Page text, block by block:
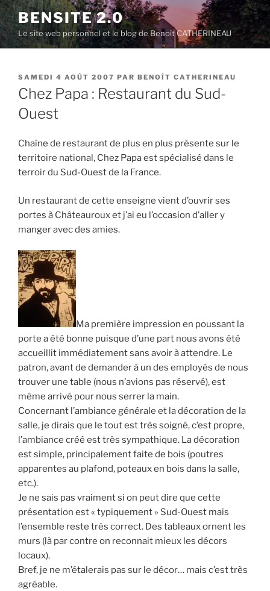
Aller
au
contenu
principal
BENSITE 2.0
Le site web personnel et le blog de Benoît CATHERINEAU
PUBLIÉ
LE
SAMEDI 4 AOÛT 2007 PAR BENOÎT CATHERINEAU
Chez Papa : Restaurant du Sud-
Ouest
Chaîne de restaurant de plus en plus présente sur le
territoire national, Chez Papa est spécialisé dans le
terroir du Sud-Ouest de la France.
Un restaurant de cette enseigne vient d’ouvrir ses
portes à Châteauroux et j’ai eu l’occasion d’aller y
manger avec des amies.
Ma première impression en poussant la
porte a été bonne puisque d’une part nous avons été
accueillit immédiatement sans avoir à attendre. Le
patron, avant de demander à un des employés de nous
trouver une table (nous n’avions pas réservé), est
même arrivé pour nous serrer la main.
Concernant l’ambiance générale et la décoration de la
salle, je dirais que le tout est très soigné, c’est propre,
l’ambiance créé est très sympathique. La décoration
est simple, principalement faite de bois (poutres
apparentes au plafond, poteaux en bois dans la salle,
etc.).
Je ne sais pas vraiment si on peut dire que cette
présentation est « typiquement » Sud-Ouest mais
l’ensemble reste très correct. Des tableaux ornent les
murs (là par contre on reconnait mieux les décors
locaux).
Bref, je ne m’étalerais pas sur le décor… mais c’est très
agréable.